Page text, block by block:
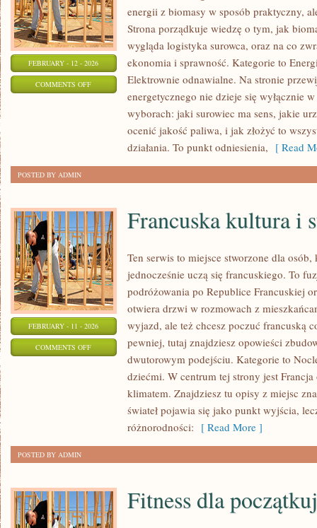
FEBRUARY - 12 - 2026
COMMENTS OFFON
TECHNOLOGIE
INNOWACJE
energii z biomasy w sposób praktyczny,
Strona porządkuje wiedzę o tym, jak
wygląda logistyka surowca, oraz na co
ekonomia i sprawność. Kategorie to
Elektrownie odnawialne. Na stronie
energetycznego nie dzieje się wyłącznie
wyborach: jaki surowiec ma sens, jakie
ocenić jakość paliwa, i jak złożyć to
działania. To punkt odniesienia, [ Read
POSTED BY ADMIN
FEBRUARY - 11 - 2026
COMMENTS OFFON
FRANCUSKA
Francuska kultura i
Ten serwis to miejsce stworzone dla
jednocześnie uczą się francuskiego. To
podróżowania po Republice Francuskiej
otwiera drzwi w rozmowach z
wyjazd, ale też chcesz poczuć francuską
pewniej, tutaj znajdziesz opowieści
dwutorowym podejściu. Kategorie to
dziećmi. W centrum tej strony jest
klimatem. Znajdziesz tu opisy z miejsc
świateł pojawia się jako punkt wyjścia,
różnorodności: [ Read More ]
POSTED BY ADMIN
Fitness dla